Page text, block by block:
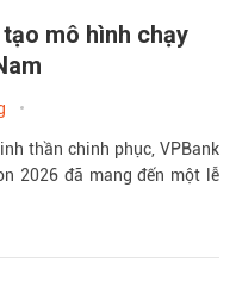
mô hình chạy
thần chinh phục, VPBank
2026 đã mang đến một lễ